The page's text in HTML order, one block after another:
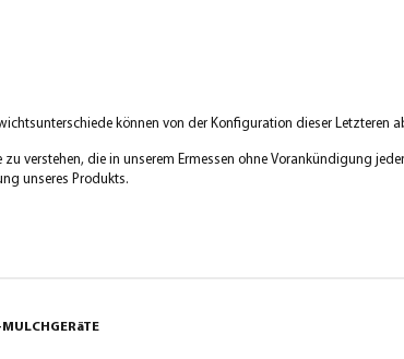
können von der Konfiguration dieser Letzteren
verstehen, die in unserem Ermessen ohne Vorankündigung
unseres Produkts.